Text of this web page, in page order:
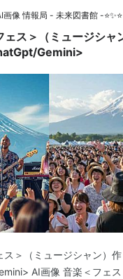
像 情報局 - 未来図書館 -⭐✨⭐
ェス＞（ミュージシャ
Gemini>
ス＞（ミュージシャン）
AI画像 音楽＜フェ